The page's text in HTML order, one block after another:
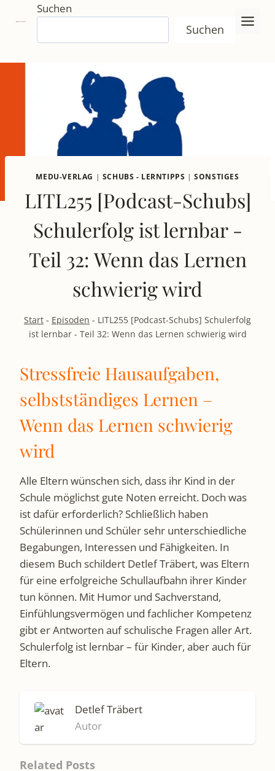
Inhalt
springen
Suchen
Suchen
MEDU-VERLAG | SCHUBS - LERNTIPPS |SONSTIGES
LITL255 [Podcast-Schubs]
Schulerfolg ist lernbar -
Teil 32: Wenn das Lernen
schwierig wird
Start - Episoden - LITL255 [Podcast-Schubs] Schulerfolg
ist lernbar - Teil 32: Wenn das Lernen schwierig wird
Stressfreie Hausaufgaben,
selbstständiges Lernen –
Wenn das Lernen schwierig
wird
Alle Eltern wünschen sich, dass ihr Kind in der
Schule möglichst gute Noten erreicht. Doch was
ist dafür erforderlich? Schließlich haben
Schülerinnen und Schüler sehr unterschiedliche
Begabungen, Interessen und Fähigkeiten. In
diesem Buch schildert Detlef Träbert, was Eltern
für eine erfolgreiche Schullaufbahn ihrer Kinder
tun können. Mit Humor und Sachverstand,
Einfühlungsvermögen und fachlicher Kompetenz
gibt er Antworten auf schulische Fragen aller Art.
Schulerfolg ist lernbar – für Kinder, aber auch für
Eltern.
Detlef Träbert
Autor
Related Posts